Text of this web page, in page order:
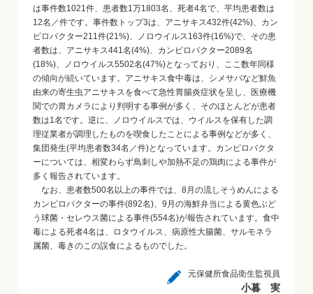
は事件数1021件、患者数1万1803名、死者4名で、平均患者数は
12名／件です。事件数トップ3は、アニサキス432件(42%)、カン
ピロバクター211件(21%)、ノロウイルス163件(16%)で、その患
者数は、アニサキス441名(4%)、カンピロバクター2089名
(18%)、ノロウイルス5502名(47%)となっており、ここ数年同様
の傾向が続いています。アニサキス食中毒は、シメサバなど鮮魚
由来の寄生虫アニサキスを食べて急性胃腸炎症状を呈し、医療機
関での胃カメラにより判明する事例が多く、そのほとんどが患者
数は1名です。逆に、ノロウイルスでは、ウイルスを保有した調
理従業者が調理したものを喫食したことによる事例などが多く、
集団発生(平均患者数34名／件)となっています。カンピロバクタ
ーについては、相変わらず鳥刺しや加熱不足の鶏肉による事件が
多く報告されています。
なお、患者数500名以上の事件では、8月の流しそうめんによる
カンピロバクターの事件(892名)、9月の海鮮弁当による黄色ぶど
う球菌・セレウス菌による事件(554名)が報告されています。食中
毒による死者4名は、ロタウイルス、病原性大腸菌、サルモネラ
属菌、毒きのこの誤食によるものでした。
元保健所食品衛生監視員
小暮 実